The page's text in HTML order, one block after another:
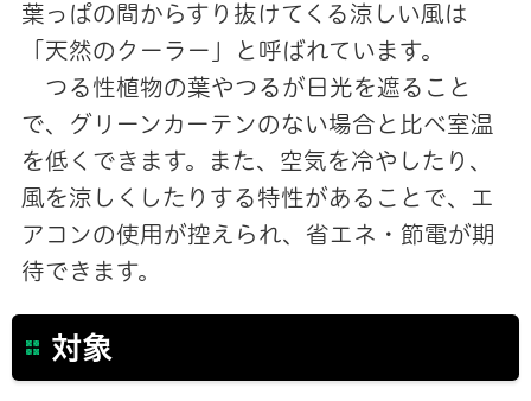
葉っぱの間からすり抜けてくる涼しい風は
「天然のクーラー」と呼ばれています。
つる性植物の葉やつるが日光を遮ること
で、グリーンカーテンのない場合と比べ室温
を低くできます。また、空気を冷やしたり、
風を涼しくしたりする特性があることで、エ
アコンの使用が控えられ、省エネ・節電が期
待できます。
対象